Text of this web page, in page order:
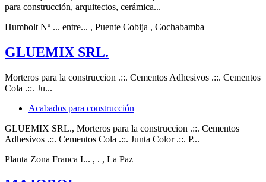
para construcción, arquitectos, cerámica...
Humbolt Nº ... entre... , Puente Cobija , Cochabamba
GLUEMIX SRL.
Morteros para la construccion .::. Cementos Adhesivos .::. Cementos
Cola .::. Ju...
Acabados para construcción
GLUEMIX SRL., Morteros para la construccion .::. Cementos
Adhesivos .::. Cementos Cola .::. Junta Color .::. P...
Planta Zona Franca I... , . , La Paz